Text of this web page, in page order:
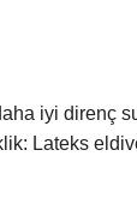
iyi direnç
Lateks